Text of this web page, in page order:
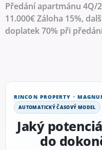
Předání apartmánu 4Q/
11.000€ Záloha 15%,
doplatek 70% při
RINCON PROPERTY ·
AUTOMATICKÝ ČASOVÝ MODEL
Jaký
do